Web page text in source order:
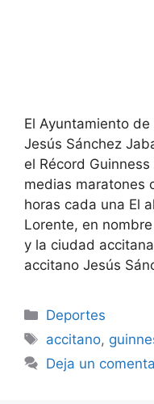
El Ayuntamiento
Jesús Sánchez
el Récord
medias maratones
horas cada una El
Lorente, en
y la ciudad
accitano Jesús
Categorías
Deportes
Etiquetas
accitano,
Deja un